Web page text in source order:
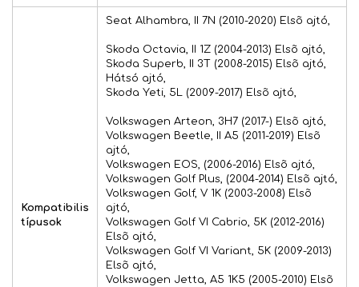
Kompatibilis
típusok
Seat Alhambra, II 7N (2010-2020) Elsõ ajtó,
Skoda Octavia, II 1Z (2004-2013) Elsõ ajtó,
Skoda Superb, II 3T (2008-2015) Elsõ ajtó,
Hátsó ajtó,
Skoda Yeti, 5L (2009-2017) Elsõ ajtó,
Volkswagen Arteon, 3H7 (2017-) Elsõ ajtó,
Volkswagen Beetle, II A5 (2011-2019) Elsõ
ajtó,
Volkswagen EOS, (2006-2016) Elsõ ajtó,
Volkswagen Golf Plus, (2004-2014) Elsõ ajtó,
Volkswagen Golf, V 1K (2003-2008) Elsõ
ajtó,
Volkswagen Golf VI Cabrio, 5K (2012-2016)
Elsõ ajtó,
Volkswagen Golf VI Variant, 5K (2009-2013)
Elsõ ajtó,
Volkswagen Jetta, A5 1K5 (2005-2010) Elsõ